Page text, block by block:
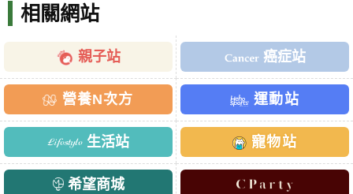
相關網站
親子站 癌症站
營養N次方 運動站
生活站 寵物站
希望商城